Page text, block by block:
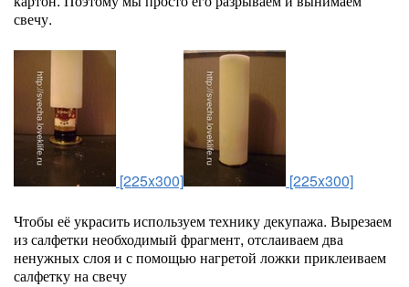
свечу.
[225x300]
[225x300]
Чтобы её украсить используем технику декупажа. Вырезаем
из салфетки необходимый фрагмент, отслаиваем два
ненужных слоя и с помощью нагретой ложки приклеиваем
салфетку на свечу